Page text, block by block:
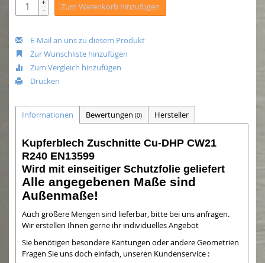
- Zum Warenkorb hinzufügen
E-Mail an uns zu diesem Produkt
Zur Wunschliste hinzufügen
Zum Vergleich hinzufügen
Drucken
Informationen Bewertungen (0) Hersteller
Kupferblech Zuschnitte Cu-DHP CW21
R240 EN13599
Wird mit einseitiger Schutzfolie geliefert
Alle angegebenen Maße sind
Außenmaße!
Auch größere Mengen sind lieferbar, bitte bei uns anfragen.
Wir erstellen Ihnen gerne ihr individuelles Angebot
Sie benötigen besondere Kantungen oder andere Geometrien
Fragen Sie uns doch einfach, unseren Kundenservice :